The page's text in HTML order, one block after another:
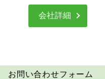
会社詳細
お問い合わせフォーム